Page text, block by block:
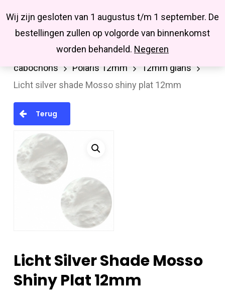
Wij zijn gesloten van 1 augustus t/m 1 september. De
bestellingen zullen op volgorde van binnenkomst
worden behandeld. Negeren
main
Missbluesieraden
searchaccount
Cabochons/Camee
Polaris
cabochons
Polaris 12mm
12mm glans
Licht silver shade Mosso shiny plat 12mm
Terug
Licht Silver Shade Mosso
Shiny Plat 12mm
Close